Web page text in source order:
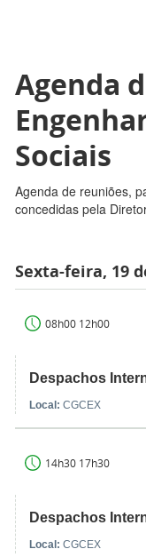
Agenda
Sociais
Agenda de reuniões,
concedidas pela
Sexta-feira, 19
08h00 12h00
Despachos
Local: CGCEX
14h30 17h30
Despachos
Local: CGCEX